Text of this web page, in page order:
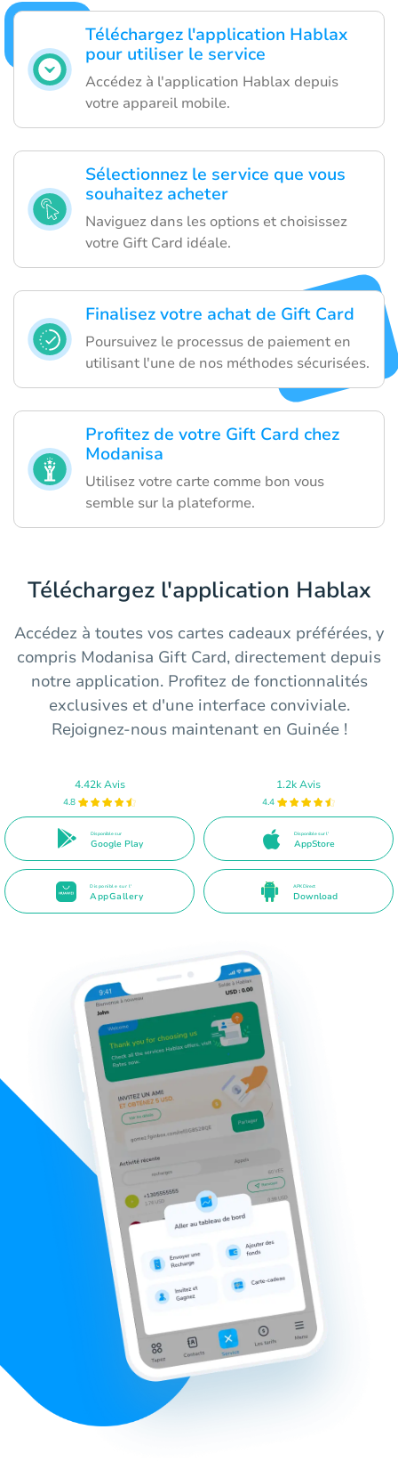
Téléchargez l'application Hablax
pour utiliser le service
Accédez à l'application Hablax depuis
votre appareil mobile.
Sélectionnez le service que vous
souhaitez acheter
Naviguez dans les options et choisissez
votre Gift Card idéale.
Finalisez votre achat de Gift Card
Poursuivez le processus de paiement en
utilisant l'une de nos méthodes sécurisées.
Profitez de votre Gift Card chez
Modanisa
Utilisez votre carte comme bon vous
semble sur la plateforme.
Téléchargez l'application Hablax
Accédez à toutes vos cartes cadeaux préférées, y
compris Modanisa Gift Card, directement depuis
notre application. Profitez de fonctionnalités
exclusives et d'une interface conviviale.
Rejoignez-nous maintenant en Guinée !
4.42k Avis
4.8
Disponible sur
Google Play
1.2k Avis
4.4
Disponible sur l'
AppStore
Disponible sur l'
AppGallery
APK Direct
Download